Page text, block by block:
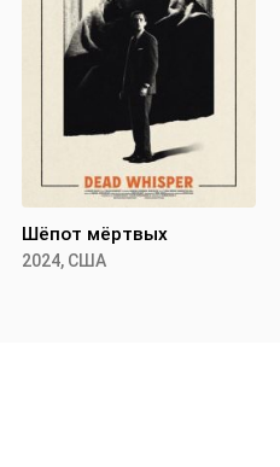
Шёпот мёртвых
2024, США